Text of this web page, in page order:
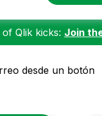
Qlik kicks: Join
desde un botón